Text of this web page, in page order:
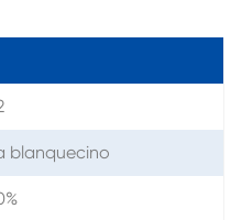
blanquecino